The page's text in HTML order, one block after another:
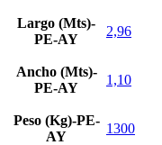
Largo (Mts)-
PE-AY
2,96
Ancho (Mts)-
PE-AY
1,10
Peso (Kg)-PE-
AY
1300